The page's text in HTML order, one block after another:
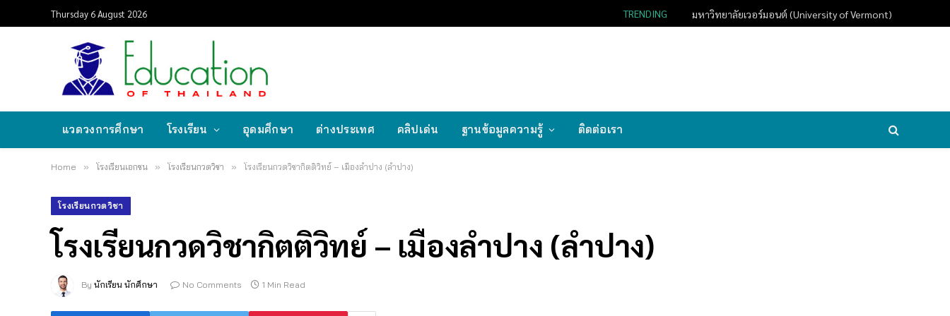
Thursday 6 August 2026 TRENDING มหาวิทยาลัยเวอร์มอนต์ (University of Vermont)
แวดวงการศึกษา โรงเรียน อุดมศึกษา ต่างประเทศ คลิปเด่น ฐานข้อมูลความรู้ ติดต่อเรา
Home » โรงเรียนเอกชน » โรงเรียนกวดวิชา » โรงเรียนกวดวิชากิตติวิทย์ – เมืองลำปาง (ลำปาง)
โรงเรียนกวดวิชา
โรงเรียนกวดวิชากิตติวิทย์ – เมืองลำปาง (ลำปาง)
By นักเรียน นักศึกษา No Comments 1 Min Read